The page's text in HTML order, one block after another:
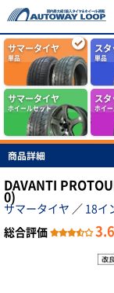
サマータイヤ
単品
ス
単品
サマータイヤ
ホイールセット
ス
ホイ
商品詳細
DAVANTI
0)
サマータイヤ ／ 18イ
総合評価